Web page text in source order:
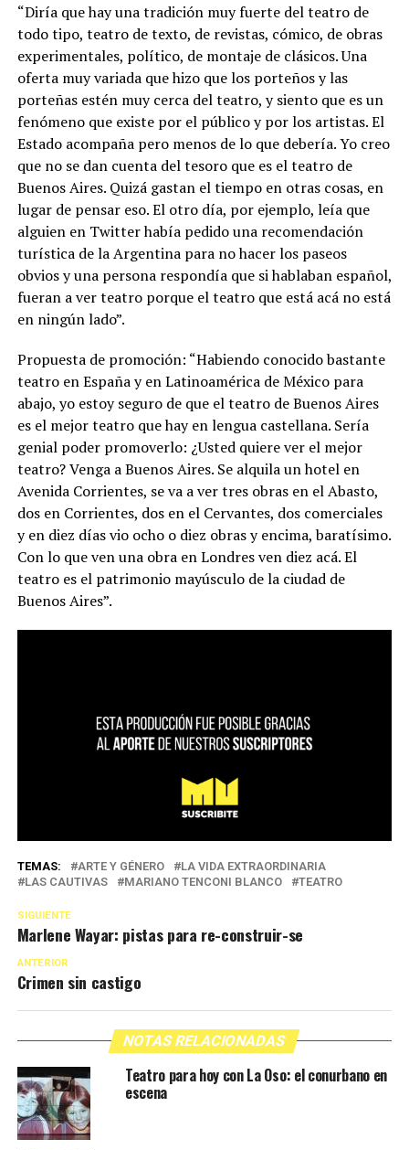
“Diría que hay una tradición muy fuerte del teatro de
todo tipo, teatro de texto, de revistas, cómico, de obras
experimentales, político, de montaje de clásicos. Una
oferta muy variada que hizo que los porteños y las
porteñas estén muy cerca del teatro, y siento que es un
fenómeno que existe por el público y por los artistas. El
Estado acompaña pero menos de lo que debería. Yo creo
que no se dan cuenta del tesoro que es el teatro de
Buenos Aires. Quizá gastan el tiempo en otras cosas, en
lugar de pensar eso. El otro día, por ejemplo, leía que
alguien en Twitter había pedido una recomendación
turística de la Argentina para no hacer los paseos
obvios y una persona respondía que si hablaban español,
fueran a ver teatro porque el teatro que está acá no está
en ningún lado”.
Propuesta de promoción: “Habiendo conocido bastante
teatro en España y en Latinoamérica de México para
abajo, yo estoy seguro de que el teatro de Buenos Aires
es el mejor teatro que hay en lengua castellana. Sería
genial poder promoverlo: ¿Usted quiere ver el mejor
teatro? Venga a Buenos Aires. Se alquila un hotel en
Avenida Corrientes, se va a ver tres obras en el Abasto,
dos en Corrientes, dos en el Cervantes, dos comerciales
y en diez días vio ocho o diez obras y encima, baratísimo.
Con lo que ven una obra en Londres ven diez acá. El
teatro es el patrimonio mayúsculo de la ciudad de
Buenos Aires”.
TEMAS: ARTE Y GÉNERO
LA VIDA EXTRAORDINARIA
LAS CAUTIVAS
MARIANO TENCONI BLANCO TEATRO
SIGUIENTE
Marlene Wayar: pistas para re-construir-se
ANTERIOR
Crimen sin castigo
NOTAS RELACIONADAS
Teatro para hoy con La Oso: el conurbano en
escena